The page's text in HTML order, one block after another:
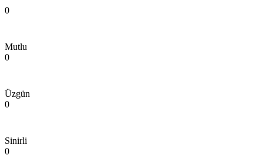
0
Mutlu
0
Üzgün
0
Sinirli
0